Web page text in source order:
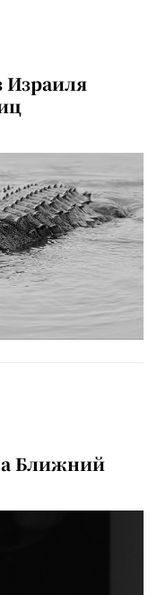
Израиля
Ближний